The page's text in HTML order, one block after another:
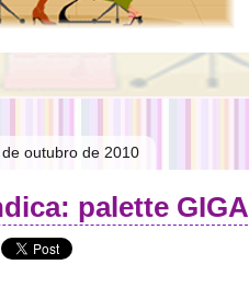
outubro de 2010
palette GIGA